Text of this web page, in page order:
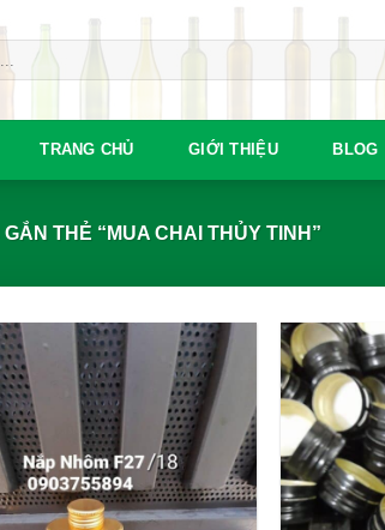
TRANG CHỦ GIỚI THIỆU BLOG
THẺ “MUA CHAI THỦY TINH”